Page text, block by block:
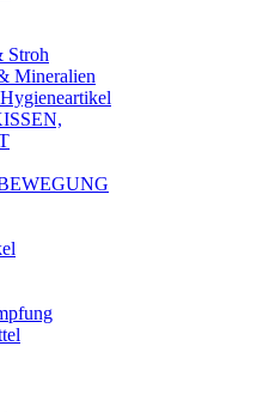
Stroh
Mineralien